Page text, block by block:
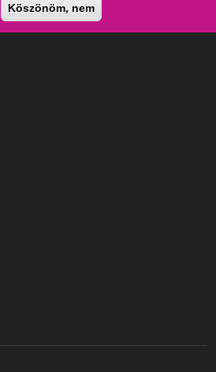
Köszönöm, nem
randi.gay.huoldalt ajánljuk.